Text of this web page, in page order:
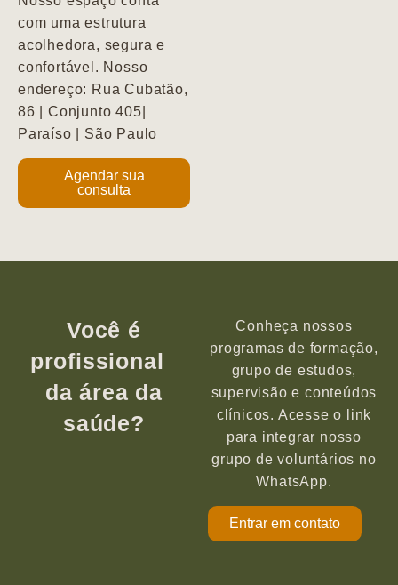
com uma estrutura
acolhedora, segura e
confortável. Nosso
endereço: Rua Cubatão,
86 | Conjunto 405|
Paraíso | São Paulo
Agendar sua
consulta
Você é
profissional
da área da
saúde?
Conheça nossos
programas de formação,
grupo de estudos,
supervisão e conteúdos
clínicos. Acesse o link
para integrar nosso
grupo de voluntários no
WhatsApp.
Entrar em contato